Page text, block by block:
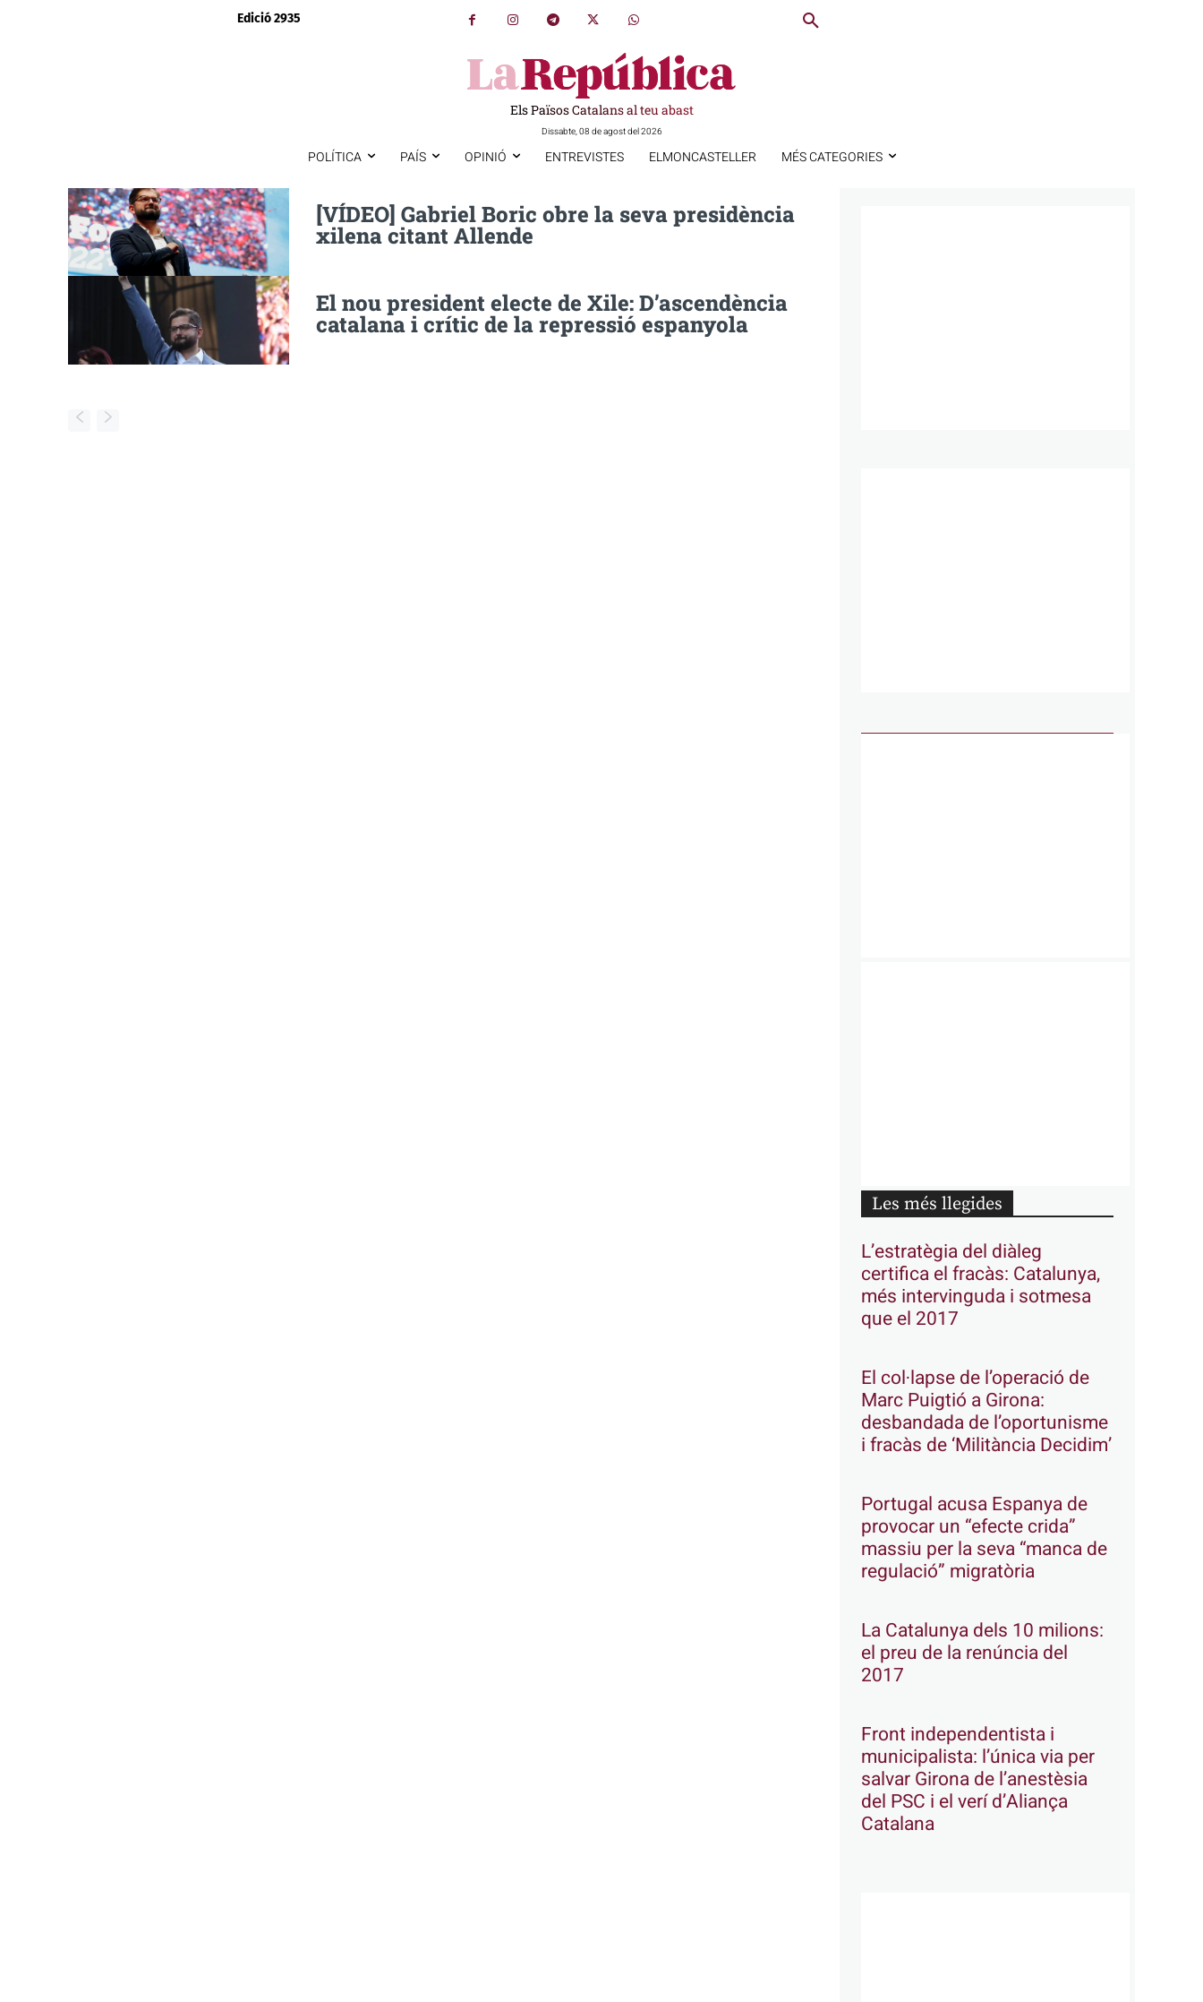
Edició 2935
Els Països Catalans al teu abast
Dissabte, 08 de agost del 2026
POLÍTICA PAÍS OPINIÓ ENTREVISTES ELMONCASTELLER MÉS CATEGORIES
[VÍDEO] Gabriel Boric obre la seva presidència
xilena citant Allende
El nou president electe de Xile: D’ascendència
catalana i crític de la repressió espanyola
Les més llegides
L’estratègia del diàleg
certifica el fracàs: Catalunya,
més intervinguda i sotmesa
que el 2017
El col·lapse de l’operació de
Marc Puigtió a Girona:
desbandada de l’oportunisme
i fracàs de ‘Militància Decidim’
Portugal acusa Espanya de
provocar un “efecte crida”
massiu per la seva “manca de
regulació” migratòria
La Catalunya dels 10 milions:
el preu de la renúncia del
2017
Front independentista i
municipalista: l’única via per
salvar Girona de l’anestèsia
del PSC i el verí d’Aliança
Catalana